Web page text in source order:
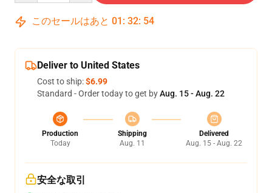
このセールはあと 01 : 32: 54
Deliver to United States
Cost to ship:$6.99
Standard - Order today to get byAug. 15 - Aug. 22
Production
Today
Shipping
Aug. 11
Delivered
Aug. 15 - Aug. 22
安全な取引